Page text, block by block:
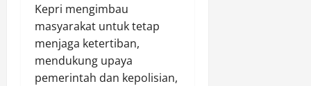
Kepri mengimbau
masyarakat untuk tetap
menjaga ketertiban,
mendukung upaya
pemerintah dan kepolisian,